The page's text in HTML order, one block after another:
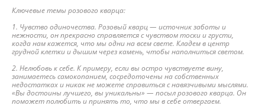
Ключевые темы розового кварца:
1. Чувство одиночества. Розовый кварц — источник заботы и
нежности, он прекрасно справляется с чувством тоски и грусти,
когда нам кажется, что мы одни на всем свете. Кладем в центр
грудной клетки и дышим через камень, чтобы наполниться светом.
2. Нелюбовь к себе. К примеру, если вы остро чувствуете вину,
занимаетесь самокопанием, сосредоточены на собственных
недостатках и никак не можете справиться с навязчивыми мыслями.
«Вы достоины лучшего, вы уникальны» — посыл розового кварца. Он
поможет полюбить и принять то, что мы в себе отвергаем.